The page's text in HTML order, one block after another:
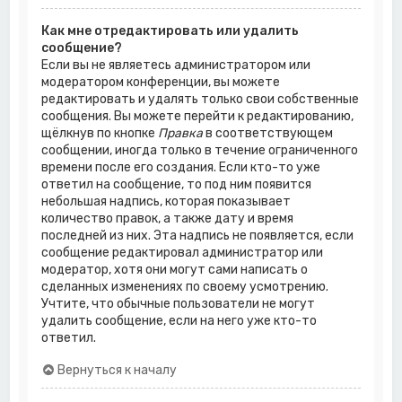
Как мне отредактировать или удалить
сообщение?
Если вы не являетесь администратором или
модератором конференции, вы можете
редактировать и удалять только свои собственные
сообщения. Вы можете перейти к редактированию,
щёлкнув по кнопке Правкав соответствующем
сообщении, иногда только в течение ограниченного
времени после его создания. Если кто-то уже
ответил на сообщение, то под ним появится
небольшая надпись, которая показывает
количество правок, а также дату и время
последней из них. Эта надпись не появляется, если
сообщение редактировал администратор или
модератор, хотя они могут сами написать о
сделанных изменениях по своему усмотрению.
Учтите, что обычные пользователи не могут
удалить сообщение, если на него уже кто-то
ответил.
Вернуться к началу